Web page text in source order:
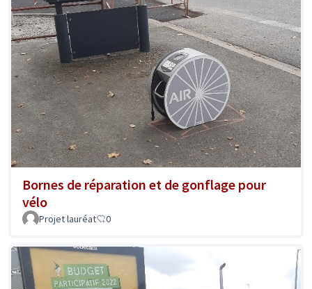
Bornes de réparation et de gonflage pour
vélo
Projet lauréat 0